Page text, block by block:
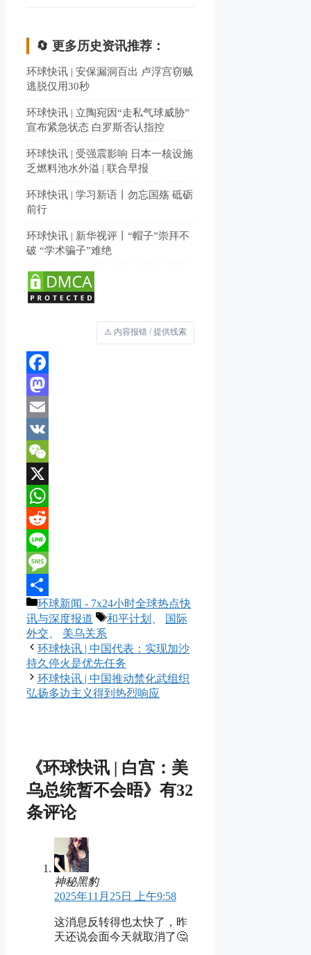
🔄 更多历史资讯推荐：
环球快讯 | 安保漏洞百出 卢浮宫窃贼
逃脱仅用30秒
环球快讯 | 立陶宛因“走私气球威胁”
宣布紧急状态 白罗斯否认指控
环球快讯 | 受强震影响 日本一核设施
乏燃料池水外溢 | 联合早报
环球快讯 | 学习新语丨勿忘国殇 砥砺
前行
环球快讯 | 新华视评丨“帽子”崇拜不
破 “学术骗子”难绝
⚠️ 内容报错 / 提供线索
Facebook
Mastodon
Email
VK
WeChat
X
WhatsApp
Reddit
Line
Message
分
享
分
类
环球新闻 - 7x24小时全球热点快
讯与深度报道
标
和平计划
国际
外交
美乌关系
环球快讯 | 中国代表：实现加沙
持久停火是优先任务
环球快讯 | 中国推动禁化武组织
弘扬多边主义得到热烈响应
《环球快讯 | 白宫：美
乌总统暂不会晤》有32
条评论
神秘黑豹
2025年11月25日 上午9:58
这消息反转得也太快了，昨
天还说会面今天就取消了🤔